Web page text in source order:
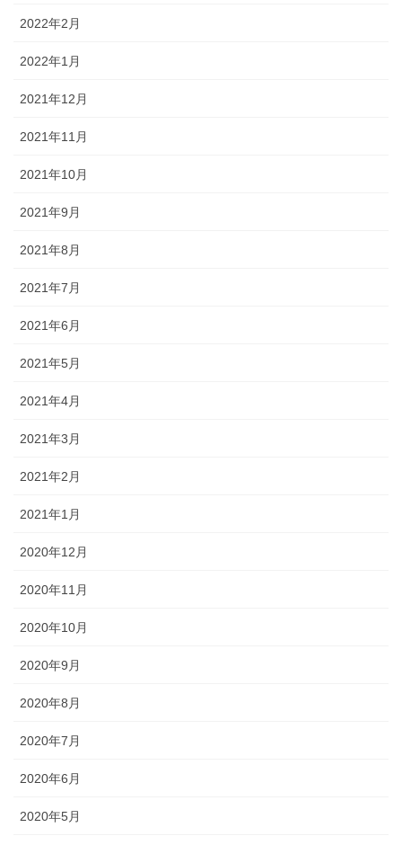
2022年2月
2022年1月
2021年12月
2021年11月
2021年10月
2021年9月
2021年8月
2021年7月
2021年6月
2021年5月
2021年4月
2021年3月
2021年2月
2021年1月
2020年12月
2020年11月
2020年10月
2020年9月
2020年8月
2020年7月
2020年6月
2020年5月